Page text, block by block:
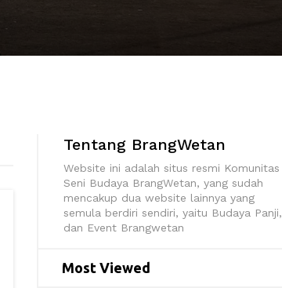
Tentang BrangWetan
Website ini adalah situs resmi Komunitas
Seni Budaya BrangWetan, yang sudah
mencakup dua website lainnya yang
semula berdiri sendiri, yaitu Budaya Panji,
dan Event Brangwetan
Most Viewed